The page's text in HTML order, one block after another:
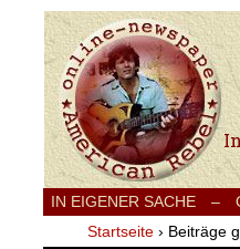
IN EIGENER SACHE –
Startseite › Beiträge